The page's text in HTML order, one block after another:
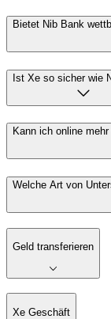
Bietet Nib Bank
Ist Xe so sicher wie
Kann ich online
Welche Art von
Geld transferieren
Xe Geschäft